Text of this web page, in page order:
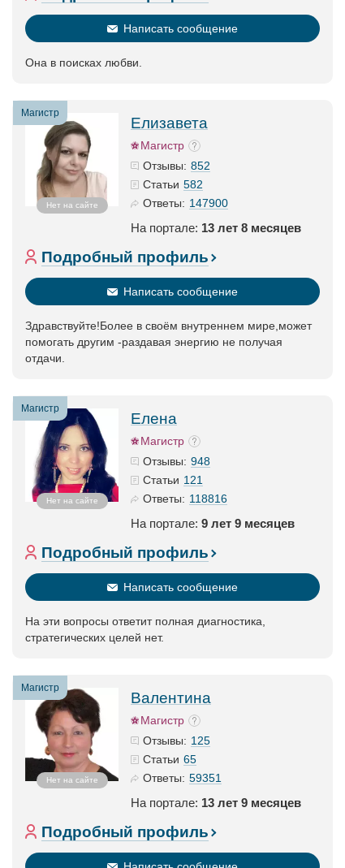
Написать сообщение
Она в поисках любви.
Магистр
Нет на сайте
Елизавета
Магистр
Отзывы: 852
Статьи 582
Ответы: 147900
На портале: 13 лет 8 месяцев
Подробный профиль
Написать сообщение
Здравствуйте!Более в своём внутреннем мире,может
помогать другим -раздавая энергию не получая
отдачи.
Магистр
Нет на сайте
Елена
Магистр
Отзывы: 948
Статьи 121
Ответы: 118816
На портале: 9 лет 9 месяцев
Подробный профиль
Написать сообщение
На эти вопросы ответит полная диагностика,
стратегических целей нет.
Магистр
Нет на сайте
Валентина
Магистр
Отзывы: 125
Статьи 65
Ответы: 59351
На портале: 13 лет 9 месяцев
Подробный профиль